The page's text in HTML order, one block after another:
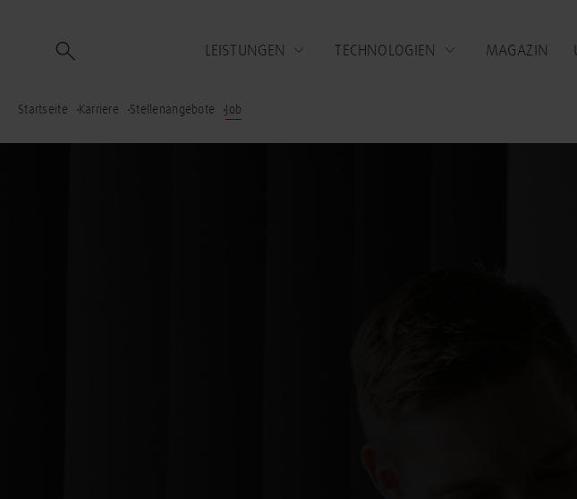
LEISTUNGEN TECHNOLOGIEN MAGAZIN
Startseite Karriere Stellenangebote Job